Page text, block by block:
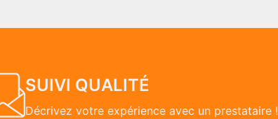
SUIVI QUALITÉ
Décrivez votre expérience avec un prestataire !